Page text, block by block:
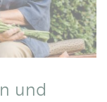
und